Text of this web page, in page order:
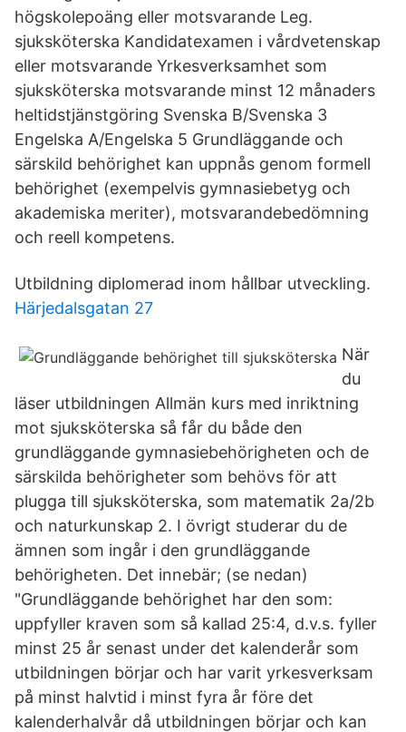
högskolepoäng eller motsvarande Leg.
sjuksköterska Kandidatexamen i vårdvetenskap
eller motsvarande Yrkesverksamhet som
sjuksköterska motsvarande minst 12 månaders
heltidstjänstgöring Svenska B/Svenska 3
Engelska A/Engelska 5 Grundläggande och
särskild behörighet kan uppnås genom formell
behörighet (exempelvis gymnasiebetyg och
akademiska meriter), motsvarandebedömning
och reell kompetens.
Utbildning diplomerad inom hållbar utveckling.
Härjedalsgatan 27
När
du
läser utbildningen Allmän kurs med inriktning
mot sjuksköterska så får du både den
grundläggande gymnasiebehörigheten och de
särskilda behörigheter som behövs för att
plugga till sjuksköterska, som matematik 2a/2b
och naturkunskap 2. I övrigt studerar du de
ämnen som ingår i den grundläggande
behörigheten. Det innebär; (se nedan)
"Grundläggande behörighet har den som:
uppfyller kraven som så kallad 25:4, d.v.s. fyller
minst 25 år senast under det kalenderår som
utbildningen börjar och har varit yrkesverksam
på minst halvtid i minst fyra år före det
kalenderhalvår då utbildningen börjar och kan